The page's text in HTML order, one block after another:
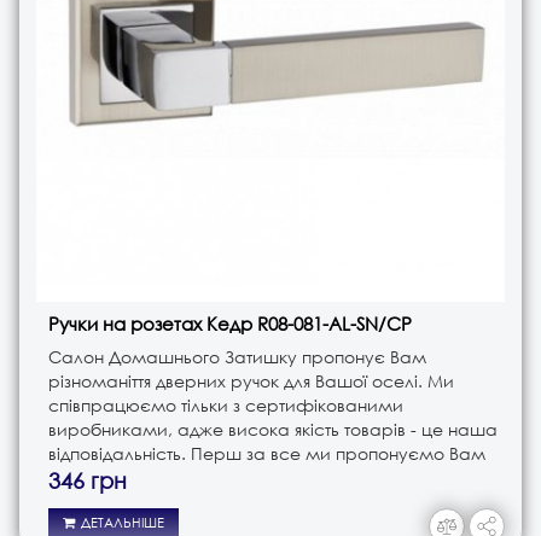
Ручки на розетах Кедр R08-081-AL-SN/CP
Салон Домашнього Затишку пропонує Вам
різноманіття дверних ручок для Вашої оселі. Ми
співпрацюємо тільки з сертифікованими
виробниками, адже висока якість товарів - це наша
відповідальність. Перш за все ми пропонуємо Вам
ручки різного типу. Це і ручки на планці, і ручки на
розеті, і ручки кноби. В з..
346 грн
ДЕТАЛЬНІШЕ